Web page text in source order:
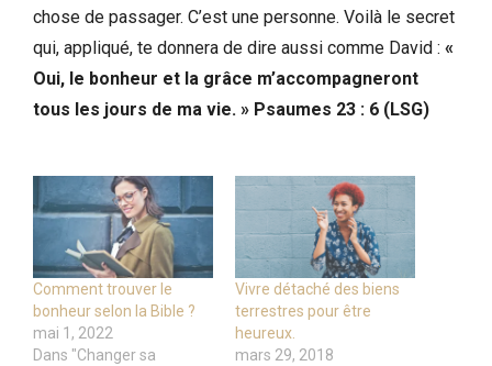
chose de passager. C’est une personne. Voilà le secret
qui, appliqué, te donnera de dire aussi comme David : «
Oui, le bonheur et la grâce m’accompagneront
tous les jours de ma vie. » Psaumes 23 : 6 (LSG)
Comment trouver le
bonheur selon la Bible ?
mai 1, 2022
Dans "Changer sa
Vivre détaché des biens
terrestres pour être
heureux.
mars 29, 2018